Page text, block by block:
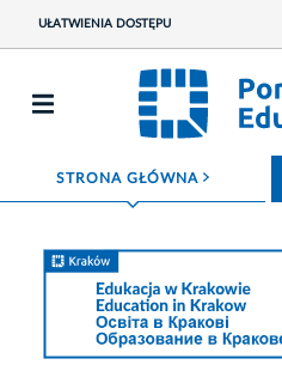
UŁATWIENIA DOSTĘPU
STRONA GŁÓWNA ROZWIŃ MENU